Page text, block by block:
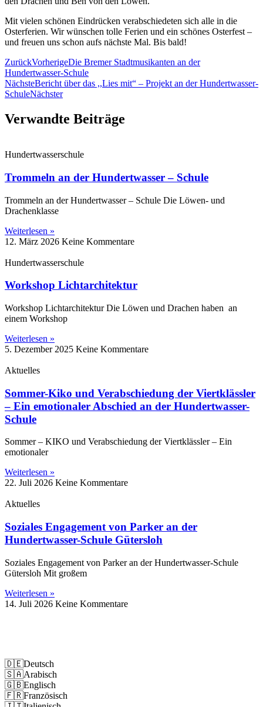
Mit vielen schönen Eindrücken verabschiedeten sich alle in die
Osterferien. Wir wünschen tolle Ferien und ein schönes Osterfest –
und freuen uns schon aufs nächste Mal. Bis bald!
ZurückVorherigeDie Bremer Stadtmusikanten an der
Hundertwasser-Schule
NächsteBericht über das ,,Lies mit“ – Projekt an der Hundertwasser-
SchuleNächster
Verwandte Beiträge
Hundertwasserschule
Trommeln an der Hundertwasser – Schule
Trommeln an der Hundertwasser – Schule Die Löwen‑ und
Drachenklasse
Weiterlesen »
12. März 2026 Keine Kommentare
Hundertwasserschule
Workshop Lichtarchitektur
Workshop Lichtarchitektur Die Löwen und Drachen haben an
einem Workshop
Weiterlesen »
5. Dezember 2025 Keine Kommentare
Aktuelles
Sommer-Kiko und Verabschiedung der Viertklässler
– Ein emotionaler Abschied an der Hundertwasser-
Schule
Sommer – KIKO und Verabschiedung der Viertklässler – Ein
emotionaler
Weiterlesen »
22. Juli 2026 Keine Kommentare
Aktuelles
Soziales Engagement von Parker an der
Hundertwasser-Schule Gütersloh
Soziales Engagement von Parker an der Hundertwasser-Schule
Gütersloh Mit großem
Weiterlesen »
14. Juli 2026 Keine Kommentare
🇩🇪Deutsch
🇸🇦Arabisch
🇬🇧Englisch
🇫🇷Französisch